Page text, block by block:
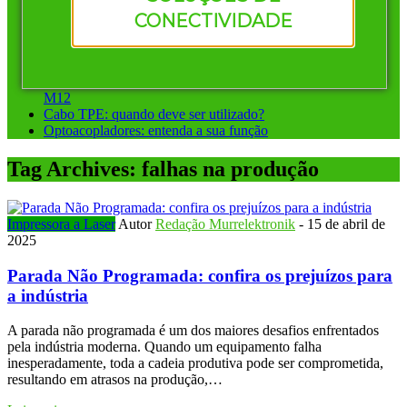
CONECTIVIDADE
Vantagens de investir em conectores pré-montados da
Instalação ponto a ponto ou sistemas de barramento: qual
M12
Cabo TPE: quando deve ser utilizado?
Optoacopladores: entenda a sua função
Tag Archives: falhas na produção
Impressora a Laser AutorRedação Murrelektronik - 15 de abril de
2025
Parada Não Programada: confira os prejuízos para
a indústria
A parada não programada é um dos maiores desafios enfrentados
pela indústria moderna. Quando um equipamento falha
inesperadamente, toda a cadeia produtiva pode ser comprometida,
resultando em atrasos na produção,…